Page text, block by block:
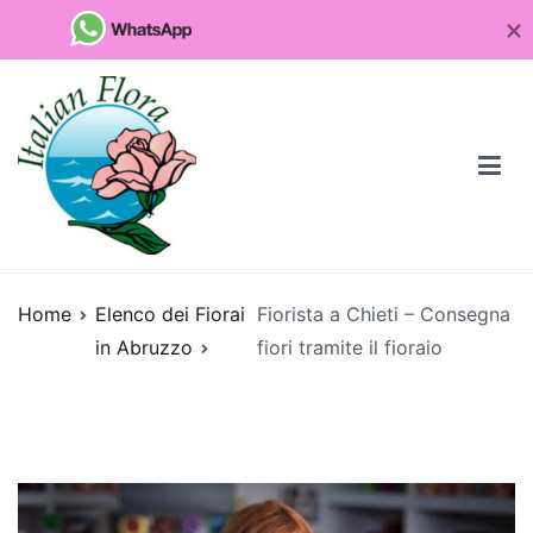
contenuto
Home
Elenco dei Fiorai
in Abruzzo
Fiorista a Chieti – Consegna
fiori tramite il fioraio
Quali
regalare
per